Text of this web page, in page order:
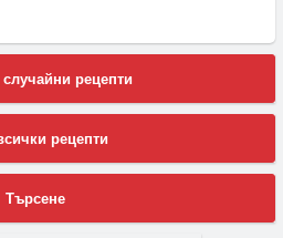
рецепти
рецепти
Търсене